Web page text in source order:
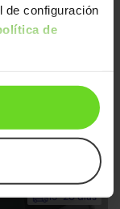
de configuración
de
23.590€
20.590€
/mes
15-20 días